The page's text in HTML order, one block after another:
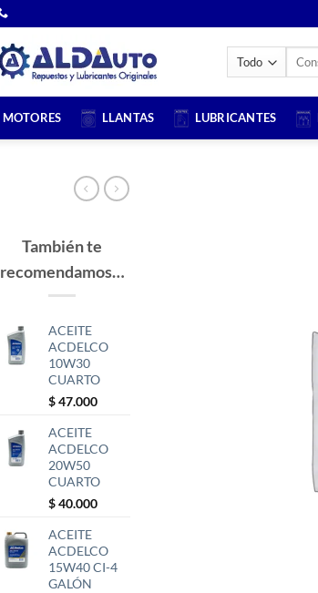
Buscar
MOTORES LLANTAS LUBRICANTES
También te
recomendamos…
ACEITE
ACDELCO
10W30
CUARTO
$47.000
ACEITE
ACDELCO
20W50
CUARTO
$40.000
ACEITE
ACDELCO
15W40 CI-4
GALÓN